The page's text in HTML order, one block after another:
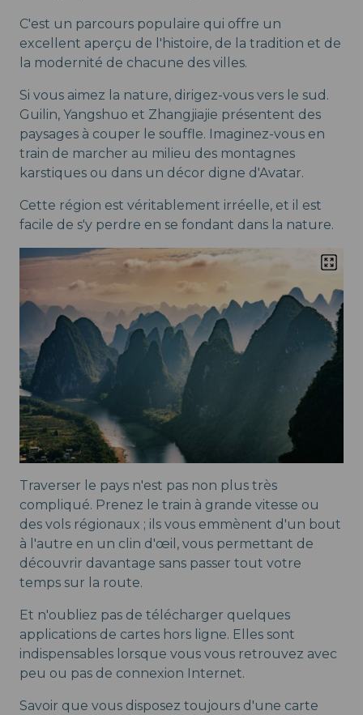
C'est un parcours populaire qui offre un
excellent aperçu de l'histoire, de la tradition et de
la modernité de chacune des villes.
Si vous aimez la nature, dirigez-vous vers le sud.
Guilin, Yangshuo et Zhangjiajie présentent des
paysages à couper le souffle. Imaginez-vous en
train de marcher au milieu des montagnes
karstiques ou dans un décor digne d'Avatar.
Cette région est véritablement irréelle, et il est
facile de s'y perdre en se fondant dans la nature.
Traverser le pays n'est pas non plus très
compliqué. Prenez le train à grande vitesse ou
des vols régionaux ; ils vous emmènent d'un bout
à l'autre en un clin d'œil, vous permettant de
découvrir davantage sans passer tout votre
temps sur la route.
Et n'oubliez pas de télécharger quelques
applications de cartes hors ligne. Elles sont
indispensables lorsque vous vous retrouvez avec
peu ou pas de connexion Internet.
Savoir que vous disposez toujours d'une carte